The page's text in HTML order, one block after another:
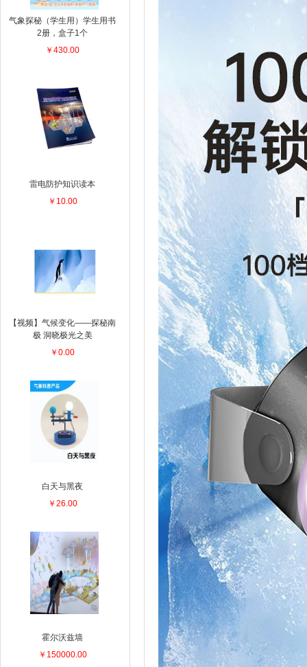
气象探秘（学生用）学生用书
2册，盒子1个
￥430.00
雷电防护知识读本
￥10.00
【视频】气候变化——探秘南
极 洞晓极光之美
￥0.00
白天与黑夜
￥26.00
霍尔沃兹墙
￥150000.00